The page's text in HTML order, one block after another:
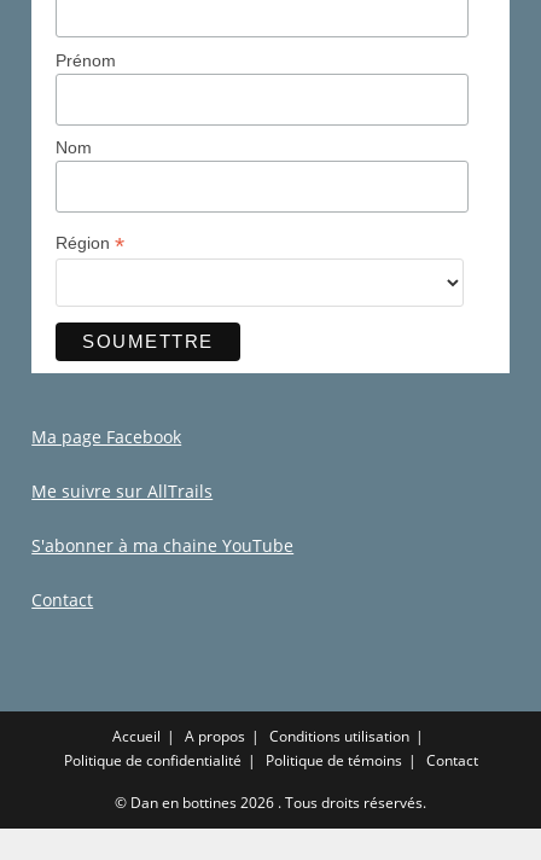
Prénom
Nom
Région*
Ma page Facebook
Me suivre sur AllTrails
S'abonner à ma chaine YouTube
Contact
Accueil A propos
Conditions utilisation
Politique de confidentialité
Politique de témoins Contact
© Dan en bottines2026 . Tous droits réservés.